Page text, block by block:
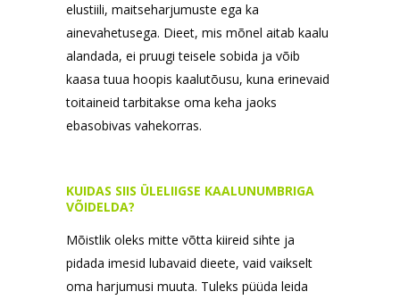
elustiili, maitseharjumuste ega ka
ainevahetusega. Dieet, mis mõnel aitab kaalu
alandada, ei pruugi teisele sobida ja võib
kaasa tuua hoopis kaalutõusu, kuna erinevaid
toitaineid tarbitakse oma keha jaoks
ebasobivas vahekorras.
KUIDAS SIIS ÜLELIIGSE KAALUNUMBRIGA
VÕIDELDA?
Mõistlik oleks mitte võtta kiireid sihte ja
pidada imesid lubavaid dieete, vaid vaikselt
oma harjumusi muuta. Tuleks püüda leida